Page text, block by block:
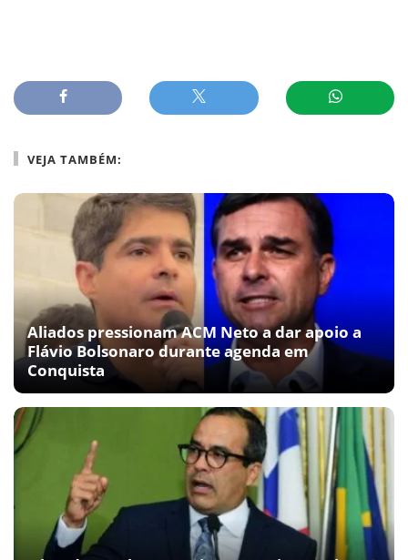
VEJA TAMBÉM:
Aliados pressionam ACM Neto a dar apoio a
Flávio Bolsonaro durante agenda em
Conquista